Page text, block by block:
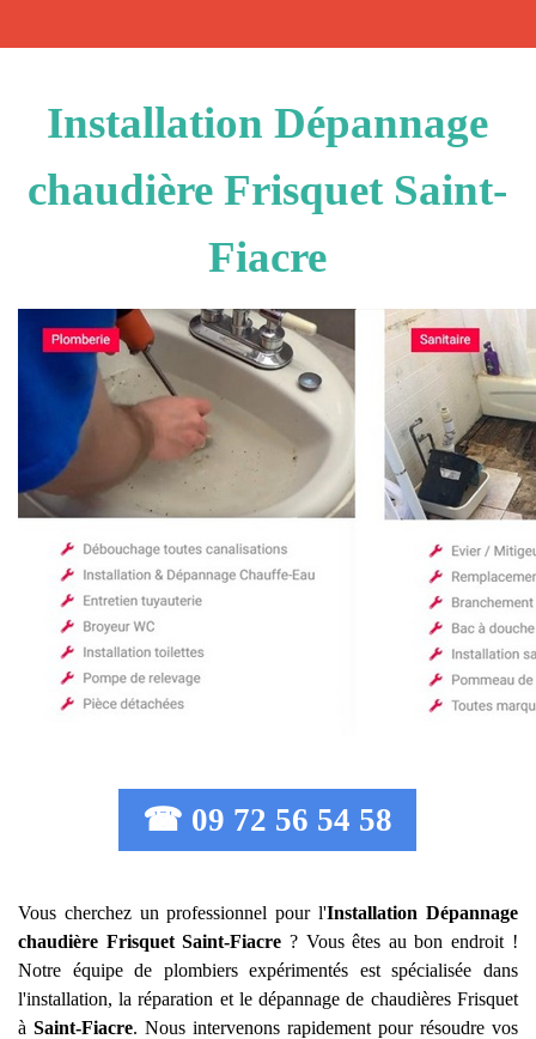
Installation Dépannage
chaudière Frisquet Saint-
Fiacre
☎ 09 72 56 54 58
Vous cherchez un professionnel pour l'Installation Dépannage
chaudière Frisquet Saint-Fiacre ? Vous êtes au bon endroit !
Notre équipe de plombiers expérimentés est spécialisée dans
l'installation, la réparation et le dépannage de chaudières Frisquet
à Saint-Fiacre. Nous intervenons rapidement pour résoudre vos